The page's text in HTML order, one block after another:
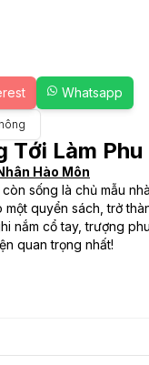
Whatsapp
Tới Làm
Hào Môn
sống là chủ mẫu
quyển sách, trở
nắm cổ tay, trượng
quan trọng nhất!